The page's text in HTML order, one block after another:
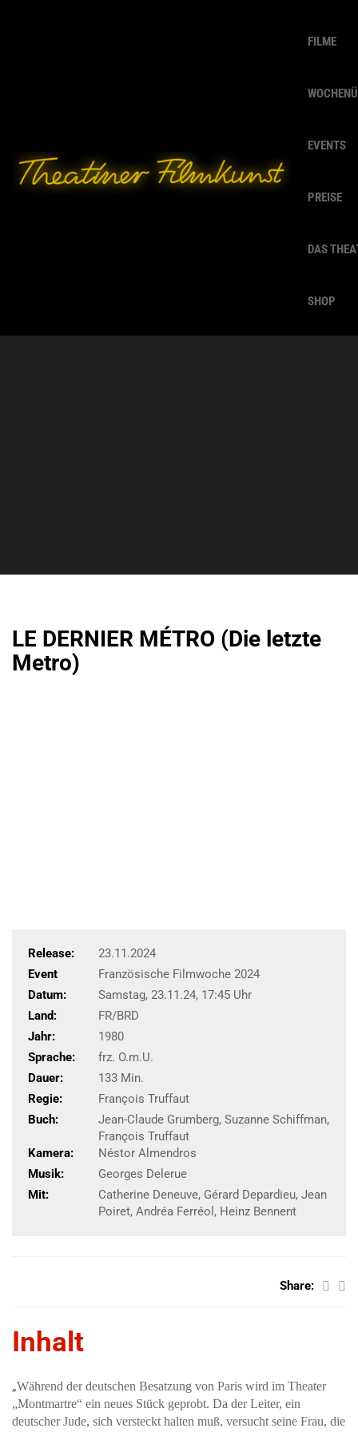
FILME
EVENTS
PREISE
DAS
SHOP
LE DERNIER MÉTRO (Die letzte
Metro)
Release:
23.11.2024
Event
Französische Filmwoche 2024
Datum:
Samstag, 23.11.24, 17:45 Uhr
Land:
FR/BRD
Jahr:
1980
Sprache:
frz. O.m.U.
Dauer:
133 Min.
Regie:
François Truffaut
Buch:
Jean-Claude Grumberg, Suzanne Schiffman,
François Truffaut
Kamera:
Néstor Almendros
Musik:
Georges Delerue
Mit:
Catherine Deneuve, Gérard Depardieu, Jean
Poiret, Andréa Ferréol, Heinz Bennent
Share:
Inhalt
„Während der deutschen Besatzung von Paris wird im Theater
„Montmartre“ ein neues Stück geprobt. Da der Leiter, ein
deutscher Jude, sich versteckt halten muß, versucht seine Frau, die